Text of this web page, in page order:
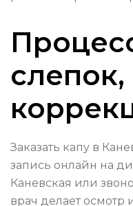
Заказать капу в
запись онлайн на
Каневская или
врач делает осмотр